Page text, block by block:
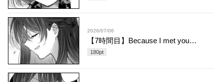
2026/07/06
【7時間目】Because I met you…
180pt